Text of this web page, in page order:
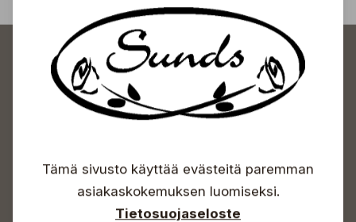
Avoinna
Tämä sivusto käyttää evästeitä paremman
asiakaskokemuksen luomiseksi.
Tietosuojaseloste